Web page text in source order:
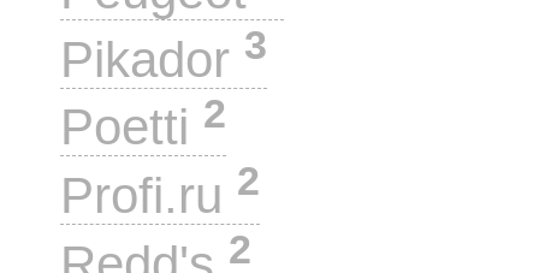
Pikador 3
Poetti 2
Profi.ru 2
2